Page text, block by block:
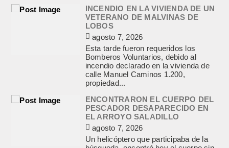
INCENDIO EN LA VIVIENDA DE UN
VETERANO DE MALVINAS DE
LOBOS
agosto 7, 2026
Esta tarde fueron requeridos los
Bomberos Voluntarios, debido al
incendio declarado en la vivienda de
calle Manuel Caminos 1.200,
propiedad...
ENCONTRARON EL CUERPO DEL
PESCADOR DESAPARECIDO EN
EL ARROYO SALADILLO
agosto 7, 2026
Un helicóptero que participaba de la